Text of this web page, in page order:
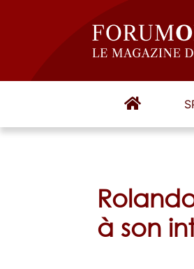
à son